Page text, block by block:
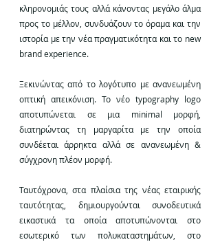
κληρονομιάς τους αλλά κάνοντας μεγάλο άλμα
προς το μέλλον, συνδυάζουν το όραμα και την
ιστορία με την νέα πραγματικότητα και το new
brand experience.
Ξεκινώντας από το λογότυπο με ανανεωμένη
οπτική απεικόνιση. Το νέο typography logo
αποτυπώνεται σε μια minimal μορφή,
διατηρώντας τη μαργαρίτα με την οποία
συνδέεται άρρηκτα αλλά σε ανανεωμένη &
σύγχρονη πλέον μορφή.
Ταυτόχρονα, στα πλαίσια της νέας εταιρικής
ταυτότητας, δημιουργούνται συνοδευτικά
εικαστικά τα οποία αποτυπώνονται στο
εσωτερικό των πολυκαταστημάτων, στο